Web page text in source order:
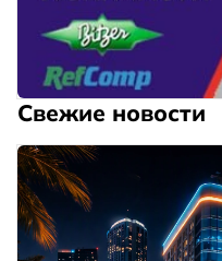
Свежие новости